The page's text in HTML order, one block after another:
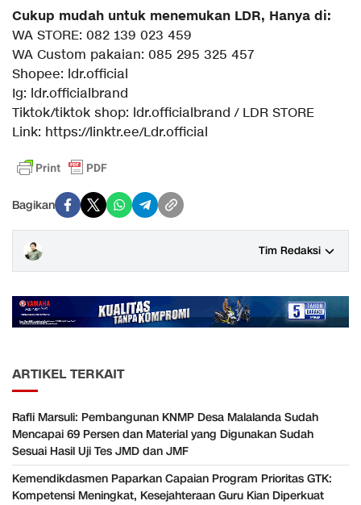
Cukup mudah untuk menemukan LDR, Hanya di:
WA STORE: 082 139 023 459
WA Custom pakaian: 085 295 325 457
Shopee: ldr.official
Ig: ldr.officialbrand
Tiktok/tiktok shop: ldr.officialbrand / LDR STORE
Link: https://linktr.ee/Ldr.official
Bagikan
Tim Redaksi
ARTIKEL TERKAIT
Rafli Marsuli: Pembangunan KNMP Desa Malalanda Sudah
Mencapai 69 Persen dan Material yang Digunakan Sudah
Sesuai Hasil Uji Tes JMD dan JMF
Kemendikdasmen Paparkan Capaian Program Prioritas GTK:
Kompetensi Meningkat, Kesejahteraan Guru Kian Diperkuat